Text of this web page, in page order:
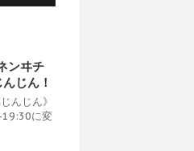
ンヰチ
じん！
んじん》
に変